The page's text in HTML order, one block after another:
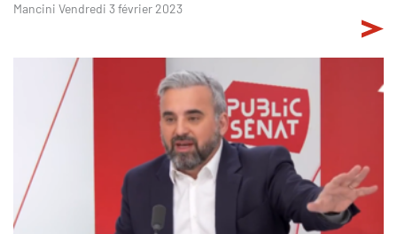
Mancini Vendredi 3 février 2023